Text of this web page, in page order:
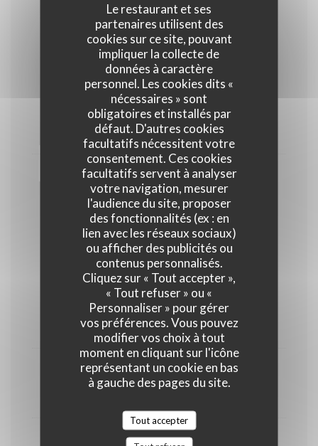
Le restaurant et ses
partenaires utilisent des
cookies sur ce site, pouvant
impliquer la collecte de
données à caractère
personnel. Les cookies dits «
nécessaires » sont
obligatoires et installés par
défaut. D'autres cookies
facultatifs nécessitent votre
consentement. Ces cookies
facultatifs servent à analyser
votre navigation, mesurer
l'audience du site, proposer
des fonctionnalités (ex : en
lien avec les réseaux sociaux)
ou afficher des publicités ou
contenus personnalisés.
Cliquez sur « Tout accepter »,
« Tout refuser » ou «
Personnaliser » pour gérer
vos préférences. Vous pouvez
modifier vos choix à tout
moment en cliquant sur l'icône
représentant un cookie en bas
à gauche des pages du site.
Tout accepter
8,00 EUR
LES MOCKTAILS
Ananas sureau fizz
8,00 EUR
Mocktail des cocottes
8,00 EUR
LES SPRITZ
Sarti spritz
10,00 EUR
Aperol spritz